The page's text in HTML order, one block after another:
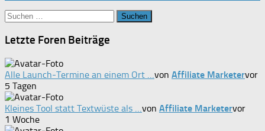
Suchen
nach:
Letzte Foren Beiträge
Alle Launch-Termine an einem Ort …von Affiliate Marketervor
5 Tagen
Kleines Tool statt Textwüste als …von Affiliate Marketervor
1 Woche